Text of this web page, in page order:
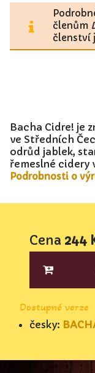
členům
členství
Bacha Cidre! je
ve Středních
odrůd jablek,
řemeslné cidery
Podrobnosti o
Cena 244
Dostupné verze
česky: